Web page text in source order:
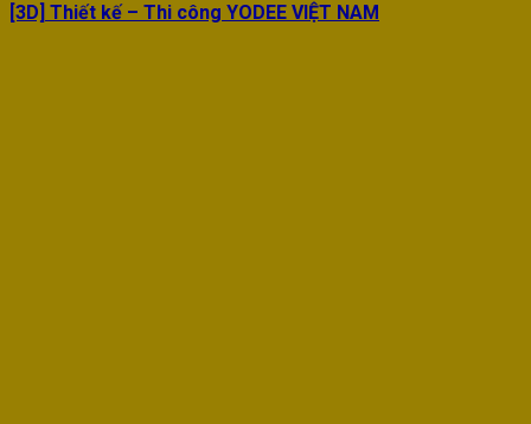
[3D] Thiết kế – Thi công YODEE VIỆT NAM